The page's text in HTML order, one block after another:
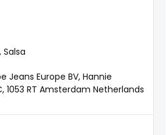
Salsa
Jeans Europe BV, Hannie
1053 RT Amsterdam Netherlands